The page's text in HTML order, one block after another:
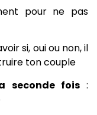
pour ne pas
si, oui ou non, il
ton couple
seconde fois :